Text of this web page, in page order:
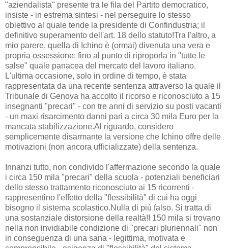
"aziendalista" presente tra le fila del Partito democratico,
insiste - in estrema sintesi - nel perseguire lo stesso
obiettivo al quale tende la presidente di Confindustria; il
definitivo superamento dell'art. 18 dello statuto!Tra l'altro, a
mio parere, quella di Ichino è (ormai) divenuta una vera e
propria ossessione: fino al punto di riproporla in "tutte le
salse" quale panacea del mercato del lavoro italiano.
L'ultima occasione, solo in ordine di tempo, è stata
rappresentata da una recente sentenza attraverso la quale il
Tribunale di Genova ha accolto il ricorso e riconosciuto a 15
insegnanti "precari" - con tre anni di servizio su posti vacanti
- un maxi risarcimento danni pari a circa 30 mila Euro per la
mancata stabilizzazione.Al riguardo, considero
semplicemente disarmante la versione che Ichino offre delle
motivazioni (non ancora ufficializzate) della sentenza.
Innanzi tutto, non condivido l'affermazione secondo la quale
i circa 150 mila "precari" della scuola - potenziali beneficiari
dello stesso trattamento riconosciuto ai 15 ricorrenti -
rappresentino l'effetto della "flessibilità" di cui ha oggi
bisogno il sistema scolastico.Nulla di più falso. Si tratta di
una sostanziale distorsione della realtà!I 150 mila si trovano
nella non invidiabile condizione di "precari pluriennali" non
in conseguenza di una sana - legittima, motivata e